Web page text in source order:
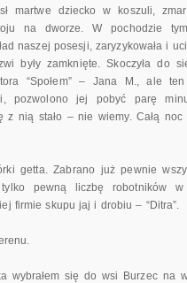
martwe dziecko w koszuli,
na dworze. W pochodzie
naszej po­sesji, zaryzykowała i
były za­mknięte. Skoczyła do
“Społem” – Jana M., ale
pozwolono jej pobyć parę
z nią stało – nie wiemy. Całą noc
getta. Zabrano już pewnie
pewną liczbę robotników w
firmie skupu jaj i drobiu – “Ditra”.
wybrałem się do wsi Burzec na